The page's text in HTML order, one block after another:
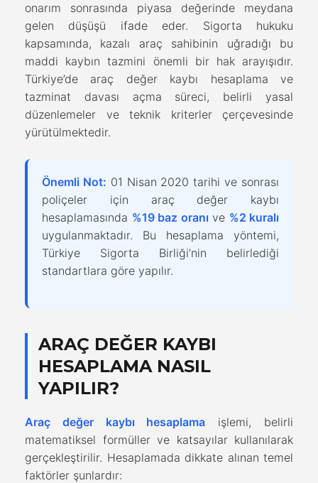
onarım sonrasında piyasa değerinde meydana
gelen düşüşü ifade eder. Sigorta hukuku
kapsamında, kazalı araç sahibinin uğradığı bu
maddi kaybın tazmini önemli bir hak arayışıdır.
Türkiye’de araç değer kaybı hesaplama ve
tazminat davası açma süreci, belirli yasal
düzenlemeler ve teknik kriterler çerçevesinde
yürütülmektedir.
Önemli Not: 01 Nisan 2020 tarihi ve sonrası
poliçeler için araç değer kaybı
hesaplamasında %19 baz oranı ve %2 kuralı
uygulanmaktadır. Bu hesaplama yöntemi,
Türkiye Sigorta Birliği’nin belirlediği
standartlara göre yapılır.
ARAÇ DEĞER KAYBI
HESAPLAMA NASIL
YAPILIR?
Araç değer kaybı hesaplama işlemi, belirli
matematiksel formüller ve katsayılar kullanılarak
gerçekleştirilir. Hesaplamada dikkate alınan temel
faktörler şunlardır: